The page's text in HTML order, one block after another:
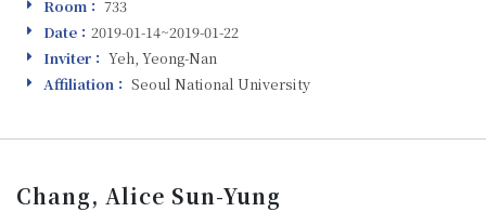
Room
Room： 733
Visiting
Date： 2019-01-14~2019-01-22
Inviter
Inviter： Yeh, Yeong-Nan
Affiliation
Affiliation： Seoul National University
Chang, Alice Sun-Yung